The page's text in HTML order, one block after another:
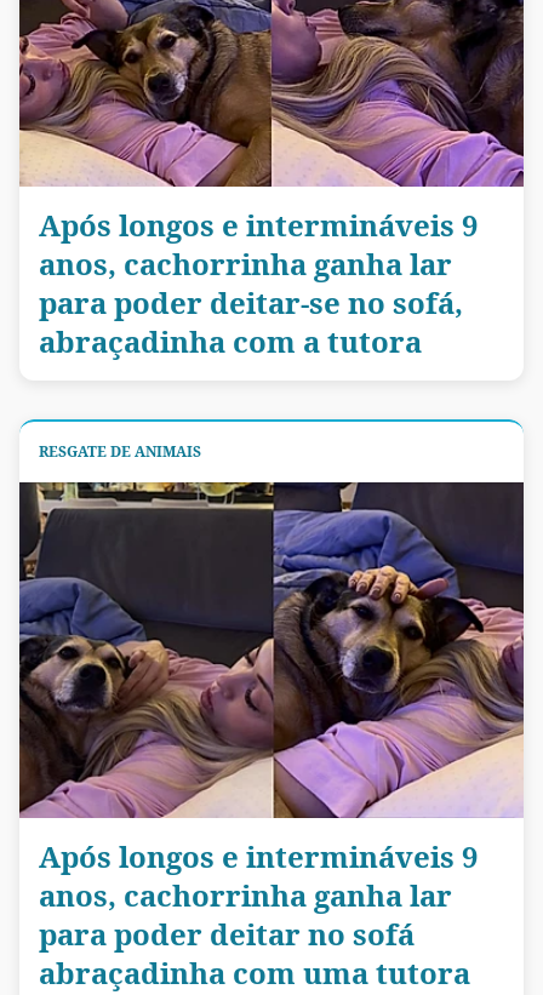
Após longos e intermináveis 9
anos, cachorrinha ganha lar
para poder deitar-se no sofá,
abraçadinha com a tutora
RESGATE DE ANIMAIS
Após longos e intermináveis 9
anos, cachorrinha ganha lar
para poder deitar no sofá
abraçadinha com uma tutora